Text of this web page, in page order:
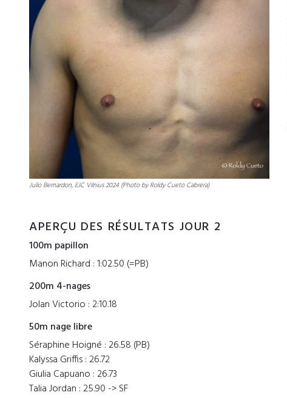
Julio Bernardon, EJC Vilnius 2024 (Photo by Roldy Cueto Cabrera)
APERÇU DES RÉSULTATS JOUR 2
100m papillon
Manon Richard : 1:02.50 (=PB)
200m 4-nages
Jolan Victorio : 2:10.18
50m nage libre
Séraphine Hoigné : 26.58 (PB)
Kalyssa Griffis : 26.72
Giulia Capuano : 26.73
Talia Jordan : 25.90 -> SF